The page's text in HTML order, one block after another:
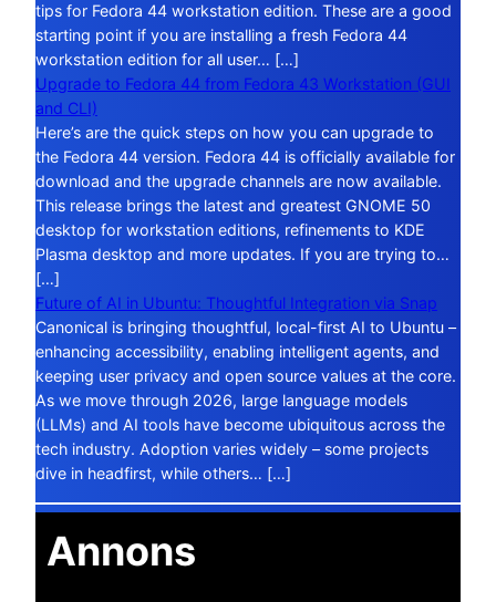
tips for Fedora 44 workstation edition. These are a good
starting point if you are installing a fresh Fedora 44
workstation edition for all user… […]
Upgrade to Fedora 44 from Fedora 43 Workstation (GUI
and CLI)
Here’s are the quick steps on how you can upgrade to
the Fedora 44 version. Fedora 44 is officially available for
download and the upgrade channels are now available.
This release brings the latest and greatest GNOME 50
desktop for workstation editions, refinements to KDE
Plasma desktop and more updates. If you are trying to…
[…]
Future of AI in Ubuntu: Thoughtful Integration via Snap
Canonical is bringing thoughtful, local-first AI to Ubuntu –
enhancing accessibility, enabling intelligent agents, and
keeping user privacy and open source values at the core.
As we move through 2026, large language models
(LLMs) and AI tools have become ubiquitous across the
tech industry. Adoption varies widely – some projects
dive in headfirst, while others… […]
Annons